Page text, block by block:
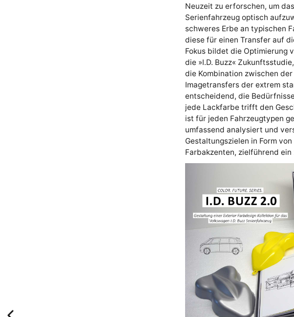
Neuzeit zu erforschen, um
Serienfahrzeug optisch
schweres Erbe an typischen
diese für einen Transfer auf
Fokus bildet die Optimierung
die »I.D. Buzz«
die Kombination zwischen
Imagetransfers der extrem
entscheidend, die
jede Lackfarbe trifft den
ist für jeden Fahrzeugtypen
umfassend analysiert und
Gestaltungszielen in Form
Farbakzenten, zielführend